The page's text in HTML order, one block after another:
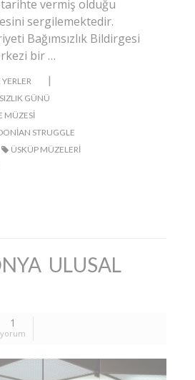
vermiş olduğu
sergilemektedir.
Bağımsızlık Bildirgesi
bir …
|
GÜNÜ
MÜZESI
STRUGGLE
ÜSKÜP MÜZELERI
ULUSAL
1
yorum